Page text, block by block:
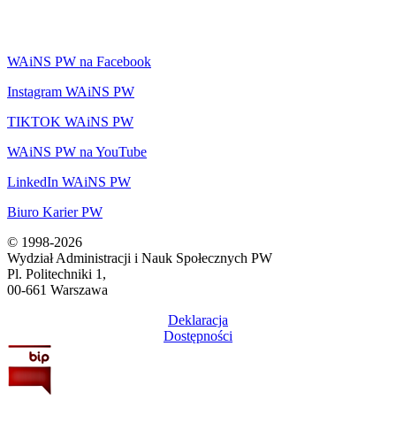
WAiNS PW na Facebook
Instagram WAiNS PW
TIKTOK WAiNS PW
WAiNS PW na YouTube
LinkedIn WAiNS PW
Biuro Karier PW
© 1998-2026
Wydział Administracji i Nauk Społecznych PW
Pl. Politechniki 1,
00-661 Warszawa
Deklaracja
Dostępności